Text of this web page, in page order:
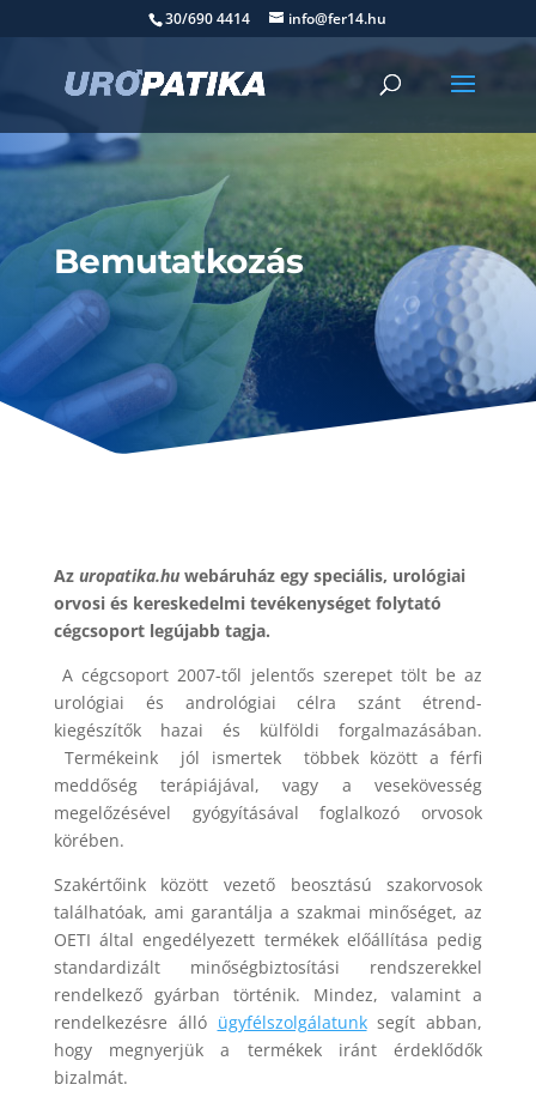
30/690 4414 info@fer14.hu
Bemutatkozás
Az uropatika.huwebáruház egy speciális, urológiai
orvosi és kereskedelmi tevékenységet folytató
cégcsoport legújabb tagja.
A cégcsoport 2007-től jelentős szerepet tölt be az
urológiai és andrológiai célra szánt étrend-
kiegészítők hazai és külföldi forgalmazásában.
Termékeink jól ismertek többek között a férfi
meddőség terápiájával, vagy a vesekövesség
megelőzésével gyógyításával foglalkozó orvosok
körében.
Szakértőink között vezető beosztású szakorvosok
találhatóak, ami garantálja a szakmai minőséget, az
OETI által engedélyezett termékek előállítása pedig
standardizált minőségbiztosítási rendszerekkel
rendelkező gyárban történik. Mindez, valamint a
rendelkezésre álló ügyfélszolgálatunksegít abban,
hogy megnyerjük a termékek iránt érdeklődők
bizalmát.